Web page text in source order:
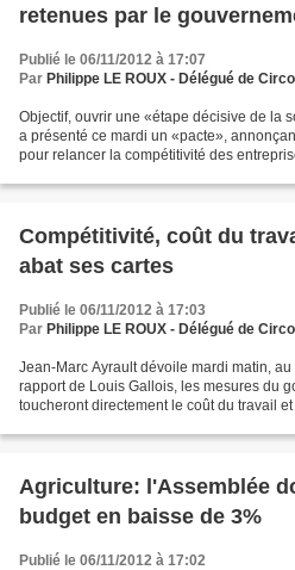
retenues par le
Publié le 06/11/2012 à 17:07
Par Philippe LE ROUX - Délégué de
Objectif, ouvrir une «étape décisive de la
a présenté ce mardi un «pacte»,
pour relancer la compétitivité des
Compétitivité, coût du
abat ses cartes
Publié le 06/11/2012 à 17:03
Par Philippe LE ROUX - Délégué de
Jean-Marc Ayrault dévoile mardi matin,
rapport de Louis Gallois, les mesures du
toucheront directement le coût du travail
Agriculture: l'Assemblée
budget en baisse de 3%
Publié le 06/11/2012 à 17:02